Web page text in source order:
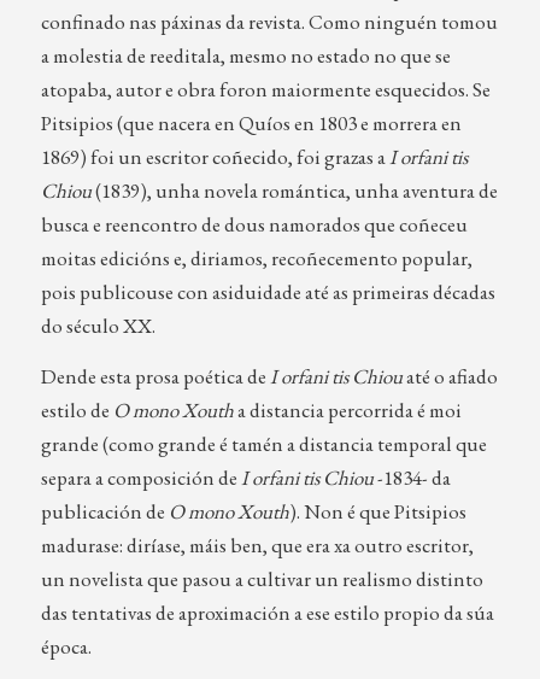
confinado nas páxinas da revista. Como ninguén tomou
a molestia de reeditala, mesmo no estado no que se
atopaba, autor e obra foron maiormente esquecidos. Se
Pitsipios (que nacera en Quíos en 1803 e morrera en
1869) foi un escritor coñecido, foi grazas aI orfani tis
Chiou(1839), unha novela romántica, unha aventura de
busca e reencontro de dous namorados que coñeceu
moitas edicións e, diriamos, recoñecemento popular,
pois publicouse con asiduidade até as primeiras décadas
do século XX.
Dende esta prosa poética deI orfani tis Chiouaté o afiado
estilo de O mono Xoutha distancia percorrida é moi
grande (como grande é tamén a distancia temporal que
separa a composición deI orfani tis Chiou-1834- da
publicación de O mono Xouth). Non é que Pitsipios
madurase: diríase, máis ben, que era xa outro escritor,
un novelista que pasou a cultivar un realismo distinto
das tentativas de aproximación a ese estilo propio da súa
época.